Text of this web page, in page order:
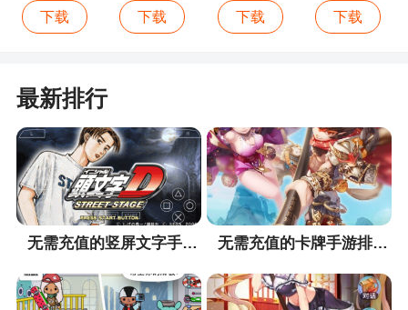
下载 下载 下载 下载
最新排行
无需充值的竖屏文字手游排行榜 无需充值的卡牌手游排行榜